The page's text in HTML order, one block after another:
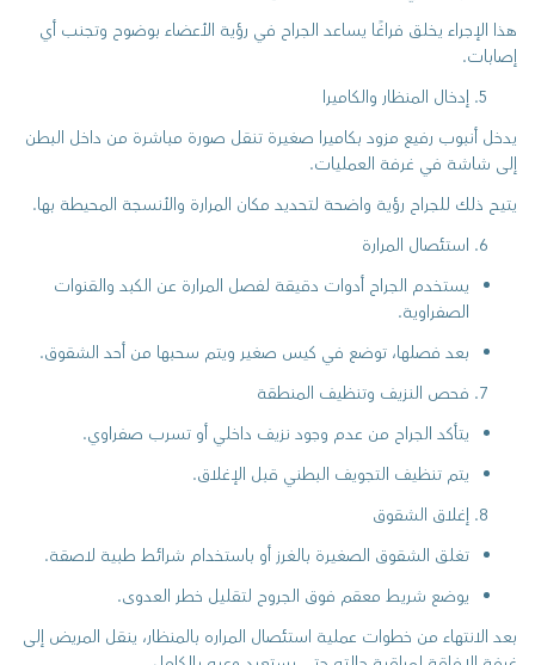
هذا الإجراء يخلق فراغًا يساعد الجراح في رؤية الأعضاء بوضوح وتجنب أي
إصابات.
إدخال المنظار والكاميرا
يدخل أنبوب رفيع مزود بكاميرا صغيرة تنقل صورة مباشرة من داخل البطن
إلى شاشة في غرفة العمليات.
يتيح ذلك للجراح رؤية واضحة لتحديد مكان المرارة والأنسجة المحيطة بها.
استئصال المرارة
يستخدم الجراح أدوات دقيقة لفصل المرارة عن الكبد والقنوات
الصفراوية.
بعد فصلها، توضع في كيس صغير ويتم سحبها من أحد الشقوق.
فحص النزيف وتنظيف المنطقة
يتأكد الجراح من عدم وجود نزيف داخلي أو تسرب صفراوي.
يتم تنظيف التجويف البطني قبل الإغلاق.
إغلاق الشقوق
تغلق الشقوق الصغيرة بالغرز أو باستخدام شرائط طبية لاصقة.
يوضع شريط معقم فوق الجروح لتقليل خطر العدوى.
بعد الانتهاء من خطوات عملية استئصال المراره بالمنظار، ينقل المريض إلى